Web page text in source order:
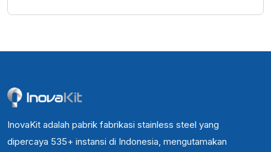
InovaKit adalah pabrik fabrikasi stainless steel yang
dipercaya 535+ instansi di Indonesia, mengutamakan